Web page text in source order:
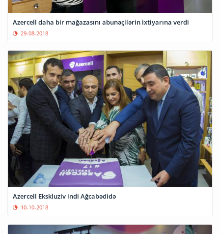
Azercell daha bir mağazasını abunəçilərin ixtiyarına verdi
29-08-2018
Azercell Ekskluziv indi Ağcabədidə
10-10-2018